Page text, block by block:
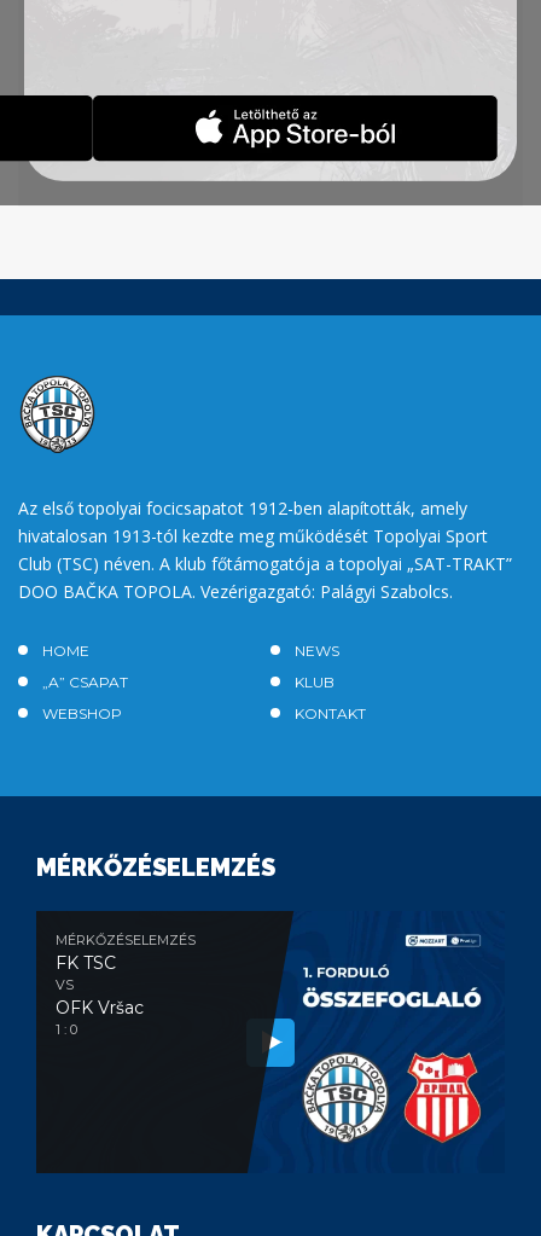
4:4-es döntetlent ért el a Lehel megfelelő
együttese ellen. A TSC góljait Radosavljevi
(2),Ivanics Réka és Rajcsán Rita szerezte.
Az első topolyai focicsapatot 1912-ben alapították, amely
hivatalosan 1913-tól kezdte meg működését Topolyai Sport
Club (TSC) néven. A klub főtámogatója a topolyai „SAT-TRAKT”
DOO BAČKA TOPOLA. Vezérigazgató: Palágyi Szabolcs.
HOME
NEWS
„A” CSAPAT
KLUB
WEBSHOP
KONTAKT
MÉRKŐZÉSELEMZÉS
MÉRKŐZÉSELEMZÉS
FK TSC
VS
OFK Vršac
1 : 0